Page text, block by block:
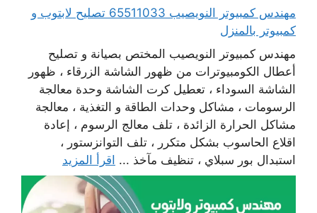
مهندس كمبيوتر النويصيب 65511033 تصليح لابتوب و
كمبيوتر بالمنزل
مهندس كمبيوتر النويصيب المختص بصيانة و تصليح
أعطال الكومبيوترات من ظهور الشاشة الزرقاء ، ظهور
الشاشة السوداء ، تعطيل كرت الشاشة وحدة معالجة
الرسومات ، مشاكل وحدات الطاقة و التغذية ، معالجة
مشاكل الحرارة الزائدة ، تلف معالج الرسوم ، إعادة
اقلاع الحاسوب بشكل متكرر ، تلف التوانزستور ،
استبدال بور سبلاي ، تنظيف مآخذ ... اقرأ المزيد